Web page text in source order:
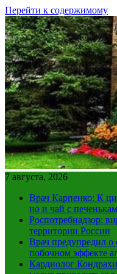
Перейти к содержимому
7 августа, 2026
Врач Карпенко: К
но и чай с
Роспотребнадзор:
территории России
Врач предупредил
побочном эффекте
Кардиолог